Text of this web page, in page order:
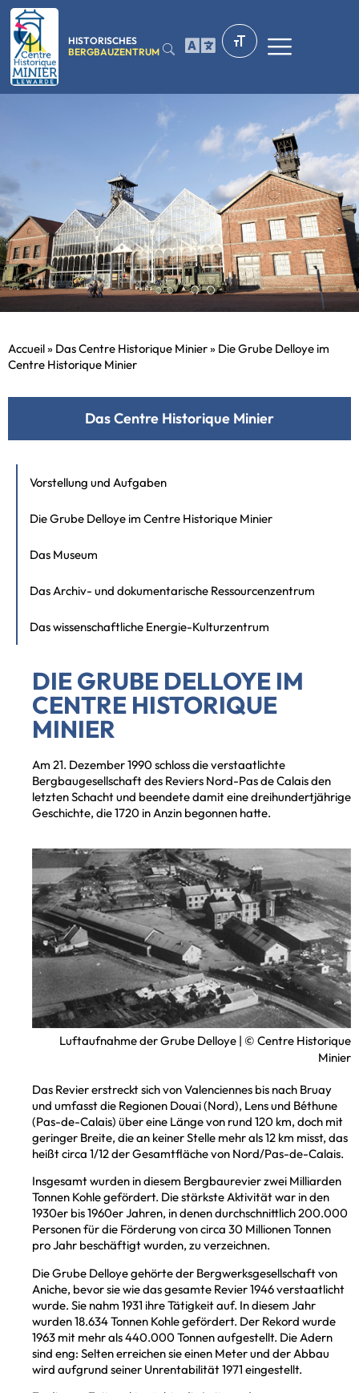
HISTORISCHES
BERGBAUZENTRUM
Accueil» Das Centre Historique Minier» Die Grube Delloye im
Centre Historique Minier
Das Centre Historique Minier
Vorstellung und Aufgaben
Die Grube Delloye im Centre Historique Minier
Das Museum
Das Archiv- und dokumentarische Ressourcenzentrum
Das wissenschaftliche Energie-Kulturzentrum
DIE GRUBE DELLOYE IM
CENTRE HISTORIQUE
MINIER
Am 21. Dezember 1990 schloss die verstaatlichte
Bergbaugesellschaft des Reviers Nord-Pas de Calais den
letzten Schacht und beendete damit eine dreihundertjährige
Geschichte, die 1720 in Anzin begonnen hatte.
Luftaufnahme der Grube Delloye | © Centre Historique
Minier
Das Revier erstreckt sich von Valenciennes bis nach Bruay
und umfasst die Regionen Douai (Nord), Lens und Béthune
(Pas-de-Calais) über eine Länge von rund 120 km, doch mit
geringer Breite, die an keiner Stelle mehr als 12 km misst, das
heißt circa 1/12 der Gesamtfläche von Nord/Pas-de-Calais.
Insgesamt wurden in diesem Bergbaurevier zwei Milliarden
Tonnen Kohle gefördert. Die stärkste Aktivität war in den
1930er bis 1960er Jahren, in denen durchschnittlich 200.000
Personen für die Förderung von circa 30 Millionen Tonnen
pro Jahr beschäftigt wurden, zu verzeichnen.
Die Grube Delloye gehörte der Bergwerksgesellschaft von
Aniche, bevor sie wie das gesamte Revier 1946 verstaatlicht
wurde. Sie nahm 1931 ihre Tätigkeit auf. In diesem Jahr
wurden 18.634 Tonnen Kohle gefördert. Der Rekord wurde
1963 mit mehr als 440.000 Tonnen aufgestellt. Die Adern
sind eng: Selten erreichen sie einen Meter und der Abbau
wird aufgrund seiner Unrentabilität 1971 eingestellt.